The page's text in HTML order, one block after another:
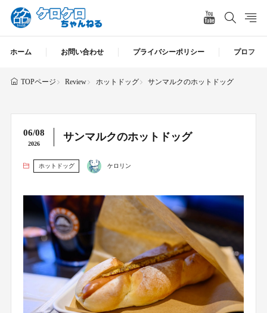
ホーム お問い合わせ プライバシーポリシー プロフィ
TOPページ Review ホットドッグ サンマルクのホットドッグ
06/08
2026
サンマルクのホットドッグ
ホットドッグ ケロリン